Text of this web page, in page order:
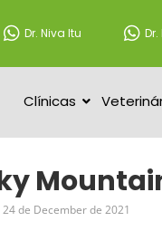
Dr. Niva Itu
Clínicas
24 de December de 2021